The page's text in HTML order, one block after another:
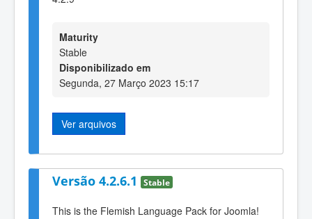
Maturity
Stable
Disponibilizado em
Segunda, 27 Março 2023 15:17
Ver arquivos
Versão 4.2.6.1 Stable
This is the Flemish Language Pack for Joomla!